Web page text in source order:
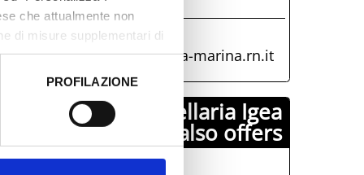
che attualmente non
di misure supplementari di
PROFILAZIONE
TURISTICA
+39 0541 343808
iat@comune.bellaria-igea-marina.rn.it
Comune di Bellaria Igea
Marina also offers